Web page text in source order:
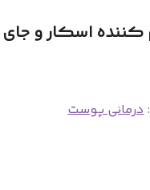
کننده اسکار و جای
:درمانی پوست